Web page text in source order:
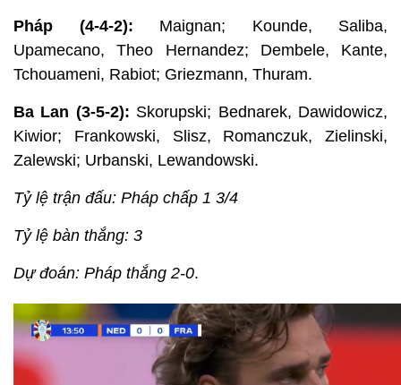
Pháp (4-4-2): Maignan; Kounde, Saliba,
Upamecano, Theo Hernandez; Dembele, Kante,
Tchouameni, Rabiot; Griezmann, Thuram.
Ba Lan (3-5-2): Skorupski; Bednarek, Dawidowicz,
Kiwior; Frankowski, Slisz, Romanczuk, Zielinski,
Zalewski; Urbanski, Lewandowski.
Tỷ lệ trận đấu: Pháp chấp 1 3/4
Tỷ lệ bàn thắng: 3
Dự đoán: Pháp thắng 2-0.